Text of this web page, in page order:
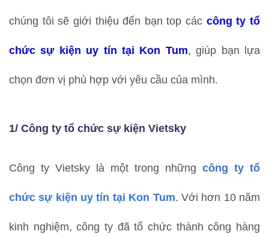
chúng tôi sẽ giới thiệu đến bạn top các công ty tổ
chức sự kiện uy tín tại Kon Tum, giúp bạn lựa
chọn đơn vị phù hợp với yêu cầu của mình.
1/ Công ty tổ chức sự kiện Vietsky
Công ty Vietsky là một trong những công ty tổ
chức sự kiện uy tín tại Kon Tum. Với hơn 10 năm
kinh nghiệm, công ty đã tổ chức thành công hàng